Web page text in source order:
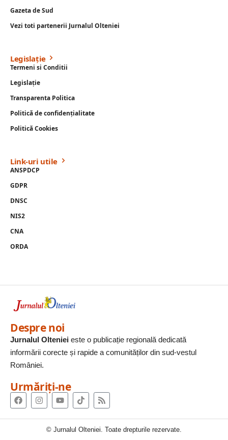
Gazeta de Sud
Vezi toti partenerii Jurnalul Olteniei
Legislație
Termeni si Conditii
Legislație
Transparenta Politica
Politică de confidențialitate
Politică Cookies
Link-uri utile
ANSPDCP
GDPR
DNSC
NIS2
CNA
ORDA
Despre noi
Jurnalul Olteniei este o publicație regională dedicată
informării corecte și rapide a comunităților din sud-vestul
României.
Urmăriți-ne
© Jurnalul Olteniei. Toate drepturile rezervate.